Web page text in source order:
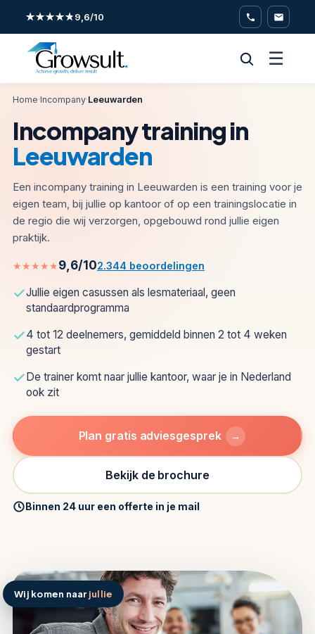
★★★★★9,6/10
☰
Home·Incompany·Leeuwarden
Incompany training in
Leeuwarden
Een incompany training in Leeuwarden is een training voor je
eigen team, bij jullie op kantoor of op een trainingslocatie in
de regio die wij verzorgen, opgebouwd rond jullie eigen
praktijk.
★★★★★ 9,6/102.344 beoordelingen
Jullie eigen casussen als lesmateriaal, geen
standaardprogramma
4 tot 12 deelnemers, gemiddeld binnen 2 tot 4 weken
gestart
De trainer komt naar jullie kantoor, waar je in Nederland
ook zit
Plan gratis adviesgesprek →
Bekijk de brochure
Binnen 24 uur een offerte in je mail
Wij komen naar jullie